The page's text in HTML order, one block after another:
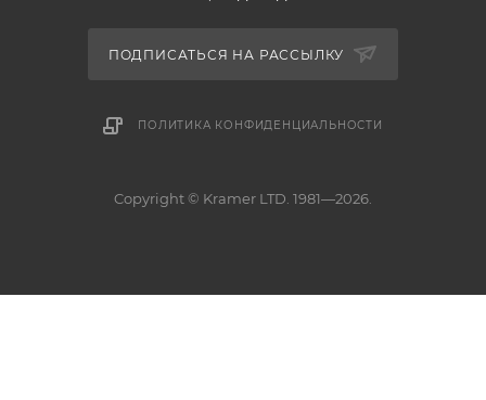
ПОДПИСАТЬСЯ НА РАССЫЛКУ
ПОЛИТИКА КОНФИДЕНЦИАЛЬНОСТИ
Copyright © Kramer LTD. 1981—2026.